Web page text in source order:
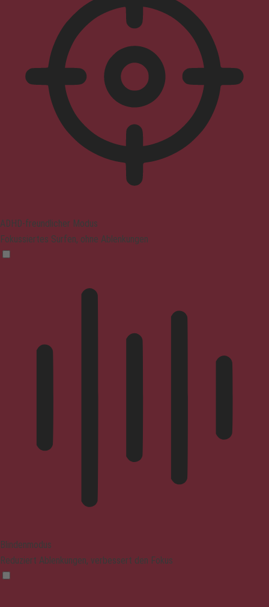
ADHD-freundlicher Modus
Fokussiertes Surfen, ohne Ablenkungen
Blindenmodus
Reduziert Ablenkungen, verbessert den Fokus